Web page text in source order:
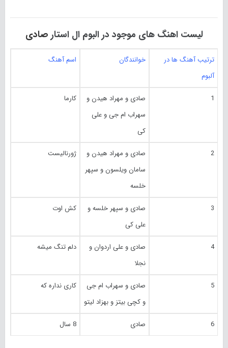
لیست اهنگ های موجود در البوم ال استار صادی
ترتیب آهنگ ها در
آلبوم
خوانندگان اسم آهنگ
1
صادی و مهراد هیدن و
سهراب ام جی و علی
کی
کارما
2
صادی و مهراد هیدن و
سامان ویلسون و سپهر
خلسه
ژورنالیست
3
صادی و سپهر خلسه و
علی کی
کش اوت
4
صادی و علی اردوان و
نجلا
دلم تنگ میشه
5
صادی و سهراب ام جی
و کچی بیتز و بهزاد لیتو
کاری نداره که
6 صادی 8 سال